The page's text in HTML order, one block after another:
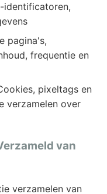
identificatoren,
pagina's,
frequentie en
pixeltags en
verzamelen over
van
verzamelen van